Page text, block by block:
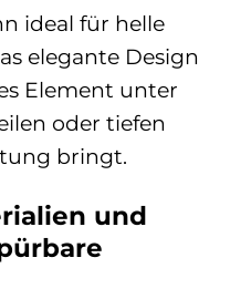
ideal für helle
elegante Design
Element unter
oder tiefen
bringt.
und